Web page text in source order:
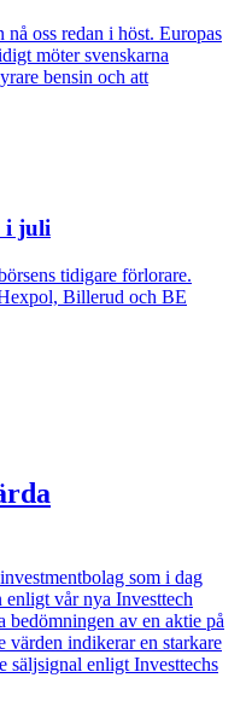
oss redan i höst. Europas
möter svenskarna
bensin och att
i juli
tidigare förlorare.
Billerud och BE
som i dag
enligt vår nya Investtech
bedömningen av en aktie på
värden indikerar en starkare
säljsignal enligt Investtechs